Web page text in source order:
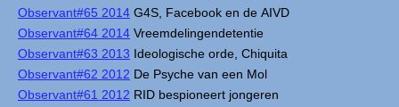
Observant#65 2014 G4S, Facebook en de AIVD
Observant#64 2014 Vreemdelingendetentie
Observant#63 2013 Ideologische orde, Chiquita
Observant#62 2012 De Psyche van een Mol
Observant#61 2012 RID bespioneert jongeren